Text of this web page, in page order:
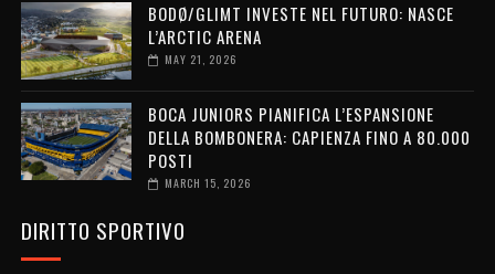
BODØ/GLIMT INVESTE NEL FUTURO: NASCE
L’ARCTIC ARENA
MAY 21, 2026
BOCA JUNIORS PIANIFICA L’ESPANSIONE
DELLA BOMBONERA: CAPIENZA FINO A 80.000
POSTI
MARCH 15, 2026
DIRITTO SPORTIVO